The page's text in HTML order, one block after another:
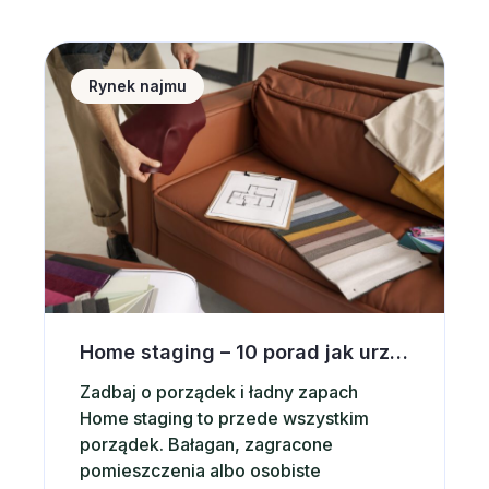
Home staging &#8211; 10 porad jak urządzić
Rynek najmu
Home staging – 10 porad jak urządzić wnętrze pod wynajem krótkoterminowy
Zadbaj o porządek i ładny zapach
Home staging to przede wszystkim
porządek. Bałagan, zagracone
pomieszczenia albo osobiste